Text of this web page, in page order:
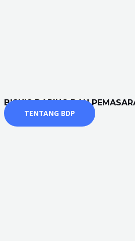
BISNIS DARING DAN
TENTANG BDP